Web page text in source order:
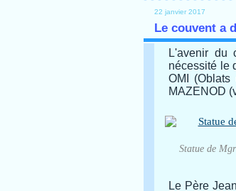
22 janvier 2017
Le couvent a
L'avenir du
nécessité le
OMI
MAZENOD
Statue de
Le Père